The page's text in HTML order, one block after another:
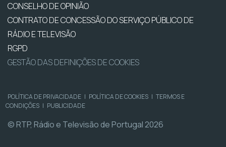
CONSELHO DE OPINIÃO
CONTRATO DE CONCESSÃO DO SERVIÇO PÚBLICO DE
RÁDIO E TELEVISÃO
RGPD
GESTÃO DAS DEFINIÇÕES DE COOKIES
POLÍTICA DE PRIVACIDADE | POLÍTICA DE COOKIES | TERMOS E
CONDIÇÕES | PUBLICIDADE
© RTP, Rádio e Televisão de Portugal 2026